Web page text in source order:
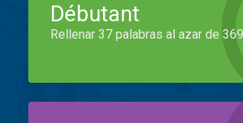
Débutant
Rellenar 37 palabras al azar de